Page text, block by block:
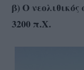
β) Ο
3200 π.Χ.